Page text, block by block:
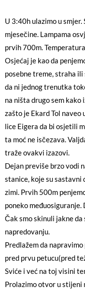
U 3:40h ulazimo u smjer.
mjesečine. Lampama
prvih 700m.
Osjećaj je kao da
posebne treme, straha ili
da ni jednog trenutka
na ništa drugo sem kako
zašto je Ekard Tol
lice Eigera da bi osjetili
ta moć ne isčezava.
traže ovakvi izazovi.
Dejan previše brzo vodi
stanice, koje su sastavni
zimi. Prvih 500m
poneko
Čak smo skinuli jakne
napredovanju.
Predlažem da napravimo
pred prvu petucu(pred
Sviće i već na toj visini
Prolazimo otvor u stijeni